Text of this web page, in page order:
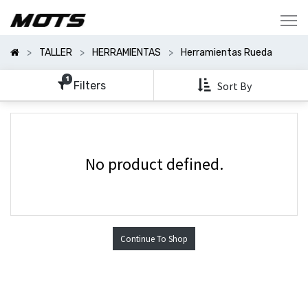
TALLER HERRAMIENTAS Herramientas Rueda
1 Filters Sort By
Categorías
Mostrar
Opciones
No product defined.
Continue To Shop